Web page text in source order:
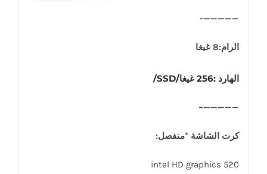
—————-
الرام:8 غيغا
الهارد :256 غيغا/SSD/
—————–
كرت الشاشة *منفصل:
intel HD graphics 520